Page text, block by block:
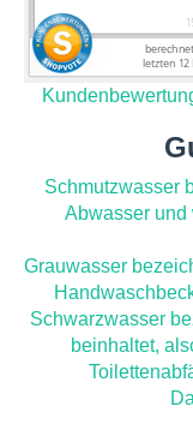
Schmutzwasser
Abwasser und
Grauwasser
Schwarzwasser
beinhaltet,